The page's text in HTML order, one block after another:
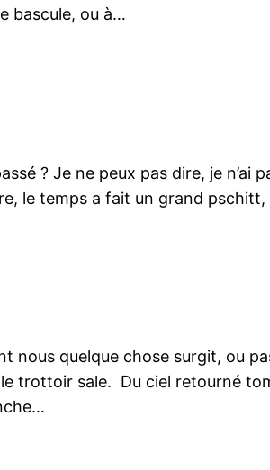
bascule, ou à…
? Je ne peux pas dire, je
le temps a fait un grand
nous quelque chose surgit, ou
trottoir sale. Du ciel retourné